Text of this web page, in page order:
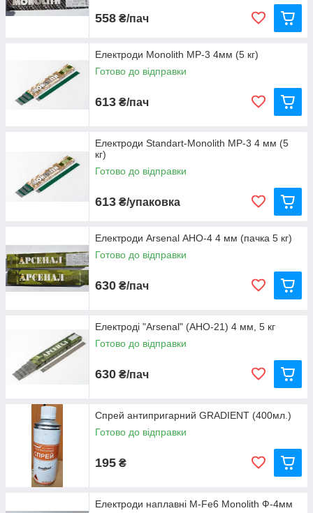
558 ₴/пач
Електроди Monolith МР-3 4мм (5 кг)
Готово до відправки
613 ₴/пач
Електроди Standart-Monolith МР-3 4 мм (5
кг)
Готово до відправки
613 ₴/упаковка
Електроди Arsenal АНО-4 4 мм (пачка 5 кг)
Готово до відправки
630 ₴/пач
Електроді "Arsenal" (АНО-21) 4 мм, 5 кг
Готово до відправки
630 ₴/пач
Спрей антипригарний GRADIENT (400мл.)
Готово до відправки
195 ₴
Електроди наплавні M-Fe6 Monolith Ф-4мм